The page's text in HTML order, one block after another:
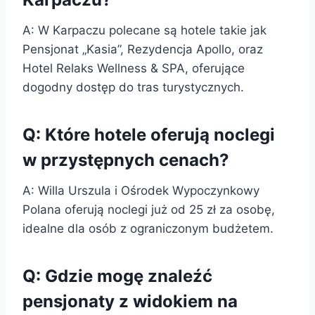
A: W Karpaczu polecane są hotele takie jak
Pensjonat „Kasia”, Rezydencja Apollo, oraz
Hotel Relaks Wellness & SPA, oferujące
dogodny dostęp do tras turystycznych.
Q: Które hotele oferują noclegi
w przystępnych cenach?
A: Willa Urszula i Ośrodek Wypoczynkowy
Polana oferują noclegi już od 25 zł za osobę,
idealne dla osób z ograniczonym budżetem.
Q: Gdzie mogę znaleźć
pensjonaty z widokiem na